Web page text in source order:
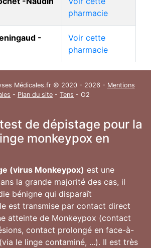
pharmacie
-
Voir cette
pharmacie
Médicales.fr © 2020 - 2026 - Mentions
- Plan du site - Tens - O2
de dépistage pour la
monkeypox en
(virus Monkeypox) est une
la grande majorité des cas, il
bénigne qui disparaît
est transmise par contact direct
atteinte de Monkeypox (contact
contact prolongé en face-à-
le linge contaminé, ...). Il est très